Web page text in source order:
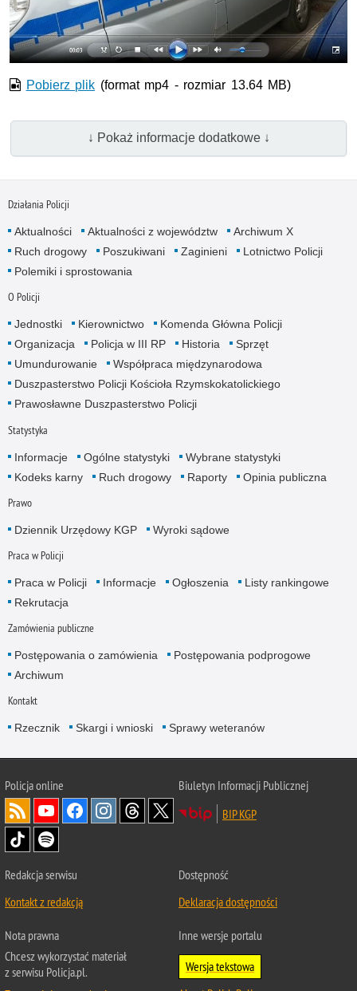
wideo
Pobierz plik (format mp4 - rozmiar 13.64 MB)
↓ Pokaż informacje dodatkowe ↓
Działania Policji
Aktualności Aktualności z województw
Archiwum X
Ruch drogowy
Poszukiwani Zaginieni
Lotnictwo Policji
Polemiki i sprostowania
O Policji
Jednostki Kierownictwo
Komenda Główna Policji
Organizacja
Policja w III RP Historia
Sprzęt
Umundurowanie
Współpraca międzynarodowa
Duszpasterstwo Policji Kościoła Rzymskokatolickiego
Prawosławne Duszpasterstwo Policji
Statystyka
Informacje Ogólne statystyki
Wybrane statystyki
Kodeks karny
Ruch drogowy Raporty Opinia publiczna
Prawo
Dziennik Urzędowy KGP Wyroki sądowe
Praca w Policji
Praca w Policji Informacje Ogłoszenia
Listy rankingowe
Rekrutacja
Zamówienia publiczne
Postępowania o zamówienia
Postępowania podprogowe
Archiwum
Kontakt
Rzecznik Skargi i wnioski Sprawy weteranów
Policjaonline
Biuletyn Informacji Publicznej
BIP KGP
Redakcja serwisu
Kontakt z redakcją
Dostępność
Deklaracja dostępności
Nota prawna
Chcesz wykorzystać materiał
z serwisu Policja.pl.
Inne wersje portalu
Wersja tekstowa